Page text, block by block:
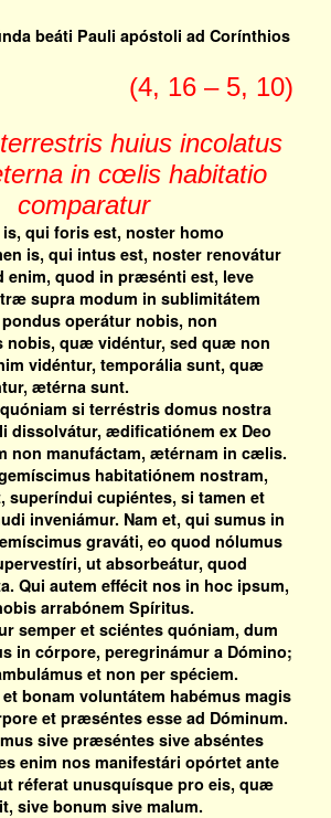
beáti Pauli apóstoli ad Corínthios
(4, 16 – 5, 10)
huius incolatus
in cœlis habitatio
comparatur
qui foris est, noster homo
is, qui intus est, noster renovátur
enim, quod in præsénti est, leve
supra modum in sublimitátem
operátur nobis, non
nobis, quæ vidéntur, sed quæ non
vidéntur, temporália sunt, quæ
ætérna sunt.
si terréstris domus nostra
dissolvátur, ædificatiónem ex Deo
non manufáctam, ætérnam in cælis.
habitatiónem nostram,
cupiéntes, si tamen et
inveniámur. Nam et, qui sumus in
graváti, eo quod nólumus
ut absorbeátur, quod
Qui autem effécit nos in hoc ipsum,
arrabónem Spíritus.
semper et sciéntes quóniam, dum
in córpore, peregrinámur a Dómino;
et non per spéciem.
bonam voluntátem habémus magis
et præséntes esse ad Dóminum.
sive præséntes sive abséntes
enim nos manifestári opórtet ante
réferat unusquísque pro eis, quæ
sive bonum sive malum.